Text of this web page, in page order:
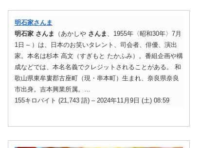
明石家さんま
明石家 さんま （あかしや さんま
、1955年〈昭和30年〉7月
1日 – ）は、日本のお笑いタレント、司会者、俳優、演出
家。本名は杉本 高文（すぎもと たかふみ）。番組企画や構
成などでは、本名名義でクレジットされることがある。 和
歌山県東牟婁郡古座町（現・串本町）生まれ、奈良県奈良
市出身。吉本興業所属。…
155キロバイト (21,743 語) – 2024年11月9日 (土) 08:59